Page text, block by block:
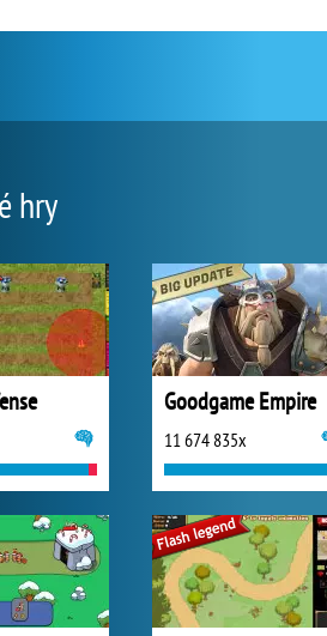
hry
Goodgame Empire
11 674 835x